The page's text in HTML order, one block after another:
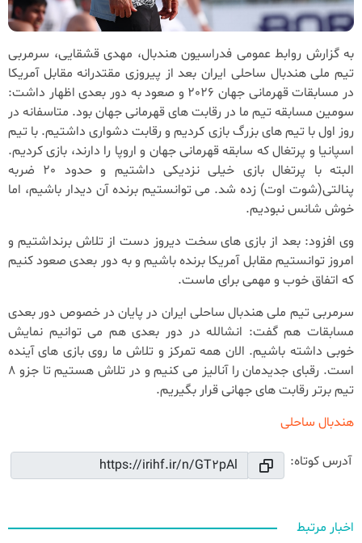
به گزارش روابط عمومی فدراسیون هندبال، مهدی قشقایی، سرمربی
تیم ملی هندبال ساحلی ایران بعد از پیروزی مقتدرانه مقابل آمریکا
در مسابقات قهرمانی جهان 2026 و صعود به دور بعدی اظهار داشت:
سومین مسابقه تیم ما در رقابت های قهرمانی جهان بود. متاسفانه در
روز اول با تیم های بزرگ بازی کردیم و رقابت دشواری داشتیم. با تیم
اسپانیا و پرتغال که سابقه قهرمانی جهان و اروپا را دارند، بازی کردیم.
البته با پرتغال بازی خیلی نزدیکی داشتیم و حدود 20 ضربه
پنالتی(شوت اوت) زده شد. می توانستیم برنده آن دیدار باشیم، اما
خوش شانس نبودیم.
وی افزود: بعد از بازی های سخت دیروز دست از تلاش برنداشتیم و
امروز توانستیم مقابل آمریکا برنده باشیم و به دور بعدی صعود کنیم
که اتفاق خوب و مهمی برای ماست.
سرمربی تیم ملی هندبال ساحلی ایران در پایان در خصوص دور بعدی
مسابقات هم گفت: انشالله در دور بعدی هم می توانیم نمایش
خوبی داشته باشیم. الان همه تمرکز و تلاش ما روی بازی های آینده
است. رقبای جدیدمان را آنالیز می کنیم و در تلاش هستیم تا جزو 8
تیم برتر رقابت های جهانی قرار بگیریم.
هندبال ساحلی
آدرس کوتاه:
اخبار مرتبط